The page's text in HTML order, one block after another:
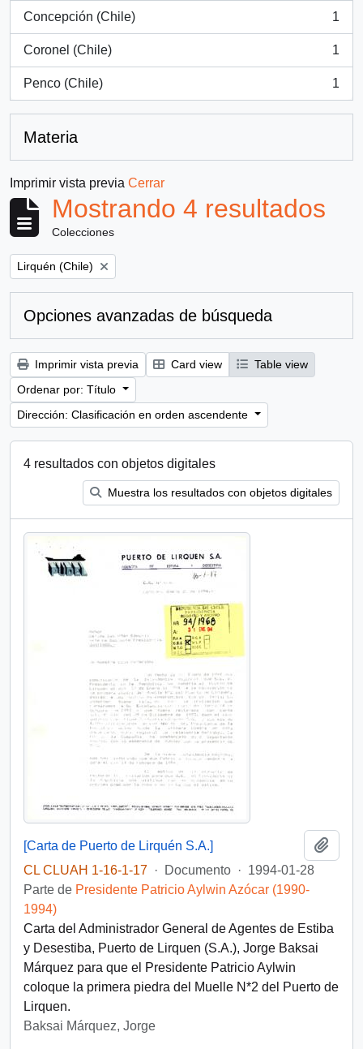
Concepción (Chile)
, 1 resultados
1
Coronel (Chile)
, 1 resultados
1
Penco (Chile)
, 1 resultados
1
Materia
Imprimir vista previa Cerrar
Mostrando 4 resultados
Colecciones
Remove filter:
Lirquén (Chile)
Opciones avanzadas de búsqueda
Imprimir vista previa Card view
Table view
Ordenar por: Título
Dirección: Clasificación en orden ascendente
4 resultados con objetos digitales
Muestra los resultados con objetos digitales
[Carta de Puerto de Lirquén S.A.]
CL CLUAH 1-16-1-17 · Documento · 1994-01-28
Parte de Presidente Patricio Aylwin Azócar (1990-
1994)
Carta del Administrador General de Agentes de Estiba
y Desestiba, Puerto de Lirquen (S.A.), Jorge Baksai
Márquez para que el Presidente Patricio Aylwin
coloque la primera piedra del Muelle N*2 del Puerto de
Lirquen.
Baksai Márquez, Jorge